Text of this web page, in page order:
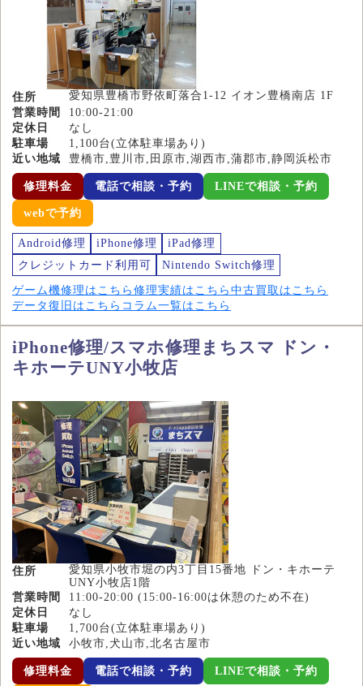
住所
愛知県豊橋市野依町落合1-12 イオン豊橋南店 1F
営業時間
10:00-21:00
定休日
なし
駐車場
1,100台(立体駐車場あり)
近い地域
豊橋市,豊川市,田原市,湖西市,蒲郡市,静岡浜松市
修理料金 電話で相談・予約 LINEで相談・予約
webで予約
Android修理 iPhone修理
iPad修理
クレジットカード利用可
Nintendo Switch修理
ゲーム機修理はこちら 修理実績はこちら 中古買取はこちら
データ復旧はこちら コラム一覧はこちら
iPhone修理/スマホ修理まちスマ ドン・
キホーテUNY小牧店
住所
愛知県小牧市堀の内3丁目15番地 ドン・キホーテ
UNY小牧店1階
営業時間
11:00-20:00 (15:00-16:00は休憩のため不在)
定休日
なし
駐車場
1,700台(立体駐車場あり)
近い地域
小牧市,犬山市,北名古屋市
修理料金 電話で相談・予約 LINEで相談・予約